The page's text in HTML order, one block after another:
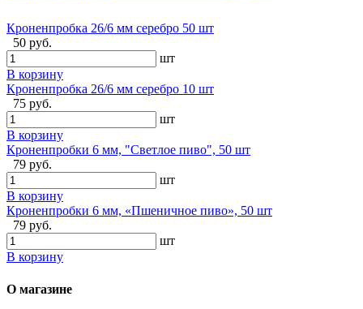
Кроненпробка 26/6 мм серебро 50 шт
50 руб.
шт
В корзину
Кроненпробка 26/6 мм серебро 10 шт
75 руб.
шт
В корзину
Кроненпробки 6 мм, "Светлое пиво", 50 шт
79 руб.
шт
В корзину
Кроненпробки 6 мм, «Пшеничное пиво», 50 шт
79 руб.
шт
В корзину
О магазине